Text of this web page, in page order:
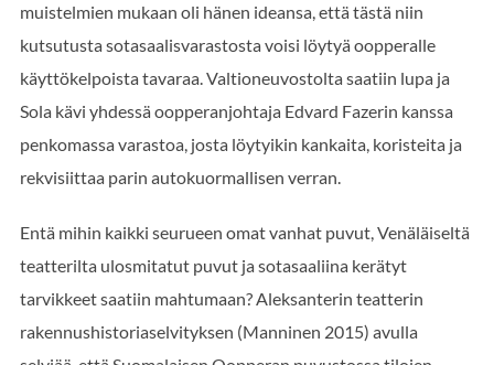
muistelmien mukaan oli hänen ideansa, että tästä niin
kutsutusta sotasaalisvarastosta voisi löytyä oopperalle
käyttökelpoista tavaraa. Valtioneuvostolta saatiin lupa ja
Sola kävi yhdessä oopperanjohtaja Edvard Fazerin kanssa
penkomassa varastoa, josta löytyikin kankaita, koristeita ja
rekvisiittaa parin autokuormallisen verran.
Entä mihin kaikki seurueen omat vanhat puvut, Venäläiseltä
teatterilta ulosmitatut puvut ja sotasaaliina kerätyt
tarvikkeet saatiin mahtumaan? Aleksanterin teatterin
rakennushistoriaselvityksen (Manninen 2015) avulla